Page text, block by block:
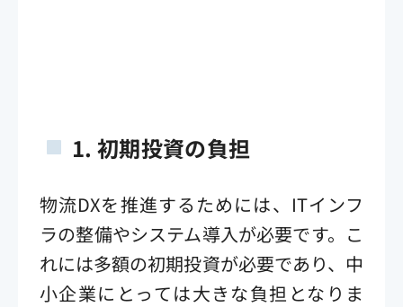
1. 初期投資の負担
物流DXを推進するためには、ITインフ
ラの整備やシステム導入が必要です。こ
れには多額の初期投資が必要であり、中
小企業にとっては大きな負担となりま